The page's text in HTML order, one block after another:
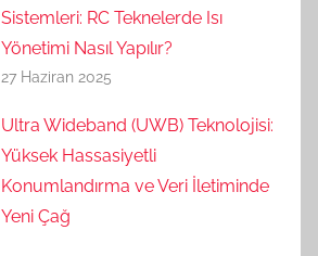
Sistemleri: RC Teknelerde Isı
Yönetimi Nasıl Yapılır?
27 Haziran 2025
Ultra Wideband (UWB) Teknolojisi:
Yüksek Hassasiyetli
Konumlandırma ve Veri İletiminde
Yeni Çağ